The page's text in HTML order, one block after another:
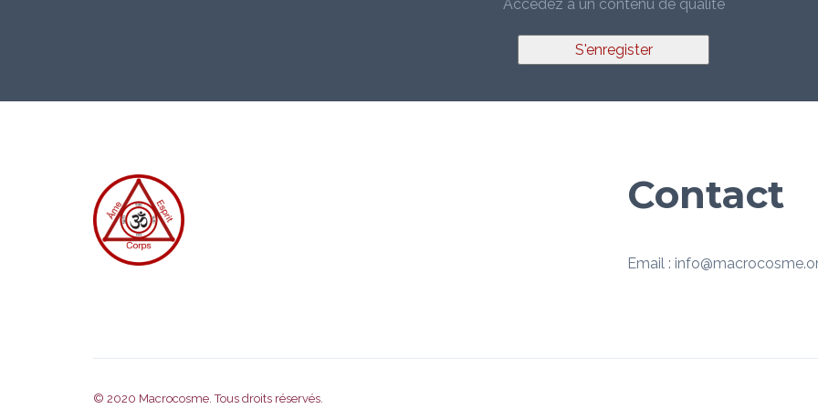
Accédez à un contenu de qualité
S'enregister
Contact
Email :
© 2020 Macrocosme. Tous droits réservés.